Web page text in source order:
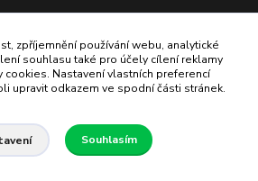
zpříjemnění používání webu, analytické
souhlasu také pro účely cílení reklamy
cookies. Nastavení vlastních preferencí
upravit odkazem ve spodní části stránek.
Souhlasím